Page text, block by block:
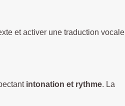
et activer une traduction vocale
intonation et rythme. La